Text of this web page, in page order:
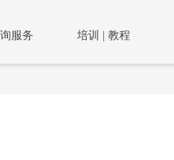
服务 培训 | 教程